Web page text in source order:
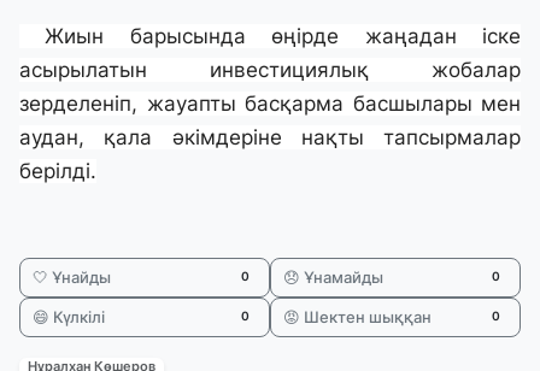
Жиын барысында өңірде жаңадан іске
асырылатын инвестициялық жобалар
зерделеніп, жауапты басқарма басшылары мен
аудан, қала әкімдеріне нақты тапсырмалар
берілді.
🤍 Ұнайды 0 😞 Ұнамайды 0
😄 Күлкілі 0 😡 Шектен шыққан 0
Нұралхан Көшеров